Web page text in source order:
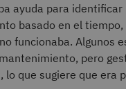
ayuda para identificar
basado en el tiempo,
funcionaba. Algunos
pero
que sugiere que era